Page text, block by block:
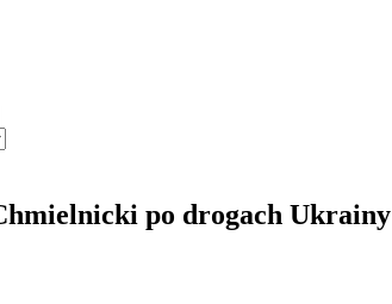
po drogach Ukrainy